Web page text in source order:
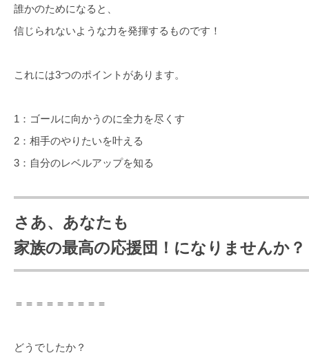
誰かのためになると、
信じられないような力を発揮するものです！
これには3つのポイントがあります。
1：ゴールに向かうのに全力を尽くす
2：相手のやりたいを叶える
3：自分のレベルアップを知る
さあ、あなたも
家族の最高の応援団！になりませんか？
＝＝＝＝＝＝＝＝＝
どうでしたか？